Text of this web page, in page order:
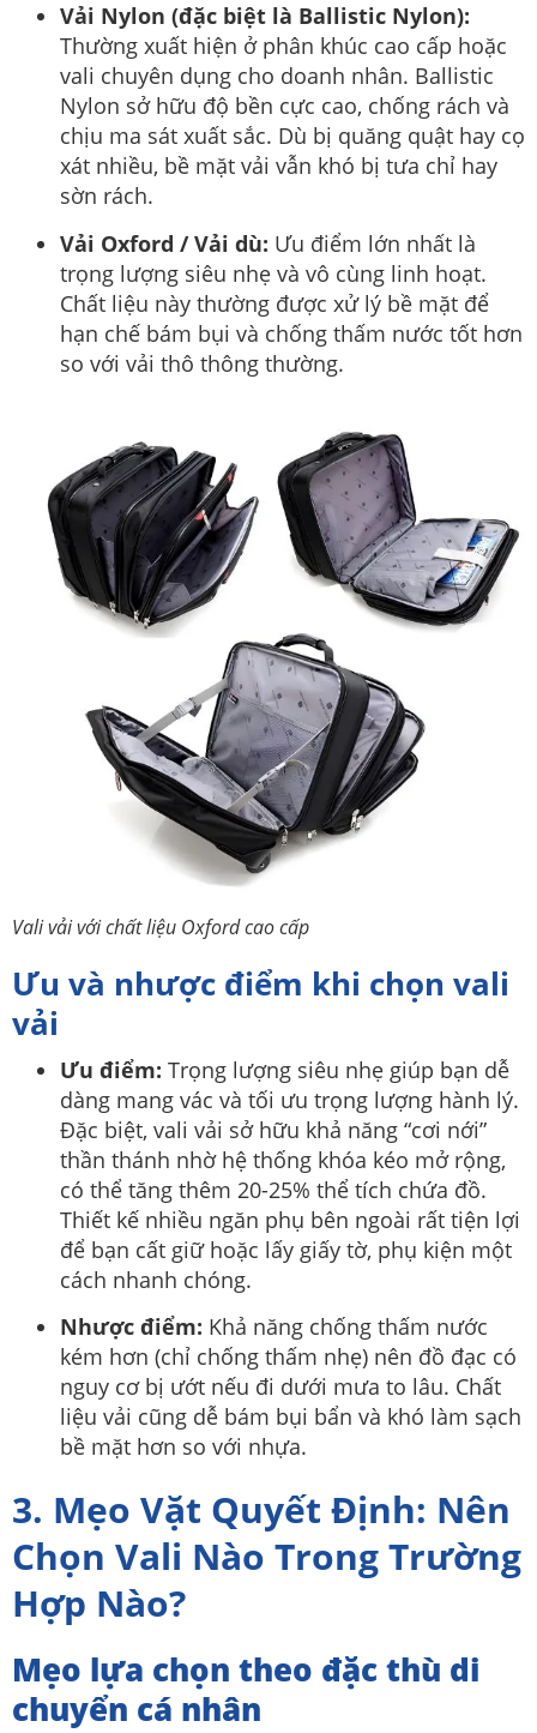
Vải Nylon (đặc biệt là Ballistic Nylon):
Thường xuất hiện ở phân khúc cao cấp hoặc
vali chuyên dụng cho doanh nhân. Ballistic
Nylon sở hữu độ bền cực cao, chống rách và
chịu ma sát xuất sắc. Dù bị quăng quật hay cọ
xát nhiều, bề mặt vải vẫn khó bị tưa chỉ hay
sờn rách.
Vải Oxford / Vải dù: Ưu điểm lớn nhất là
trọng lượng siêu nhẹ và vô cùng linh hoạt.
Chất liệu này thường được xử lý bề mặt để
hạn chế bám bụi và chống thấm nước tốt hơn
so với vải thô thông thường.
Vali vải với chất liệu Oxford cao cấp
Ưu và nhược điểm khi chọn vali
vải
Ưu điểm: Trọng lượng siêu nhẹ giúp bạn dễ
dàng mang vác và tối ưu trọng lượng hành lý.
Đặc biệt, vali vải sở hữu khả năng “cơi nới”
thần thánh nhờ hệ thống khóa kéo mở rộng,
có thể tăng thêm 20-25% thể tích chứa đồ.
Thiết kế nhiều ngăn phụ bên ngoài rất tiện lợi
để bạn cất giữ hoặc lấy giấy tờ, phụ kiện một
cách nhanh chóng.
Nhược điểm: Khả năng chống thấm nước
kém hơn (chỉ chống thấm nhẹ) nên đồ đạc có
nguy cơ bị ướt nếu đi dưới mưa to lâu. Chất
liệu vải cũng dễ bám bụi bẩn và khó làm sạch
bề mặt hơn so với nhựa.
3. Mẹo Vặt Quyết Định: Nên
Chọn Vali Nào Trong Trường
Hợp Nào?
Mẹo lựa chọn theo đặc thù di
chuyển cá nhân